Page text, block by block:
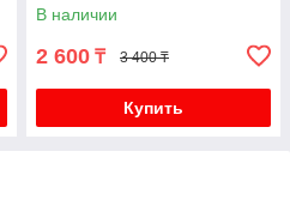
В наличии
2 600 ₸ 3 400 ₸
Купить